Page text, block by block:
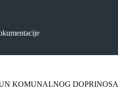
KOMUNALNOG DOPRINOSA